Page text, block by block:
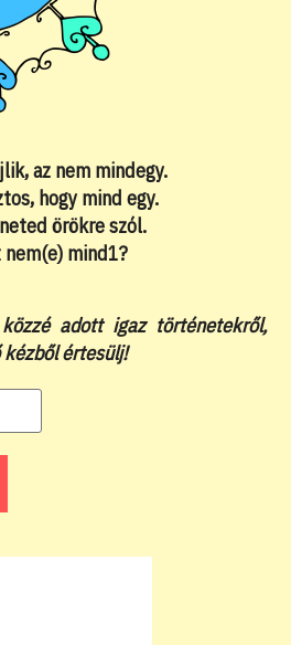
az nem mindegy.
hogy mind egy.
örökre szól.
mind1?
adott igaz történetekről,
értesülj!